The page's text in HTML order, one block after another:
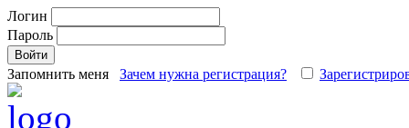
Логин
Пароль
Запомнить меня Зачем нужна регистрация?